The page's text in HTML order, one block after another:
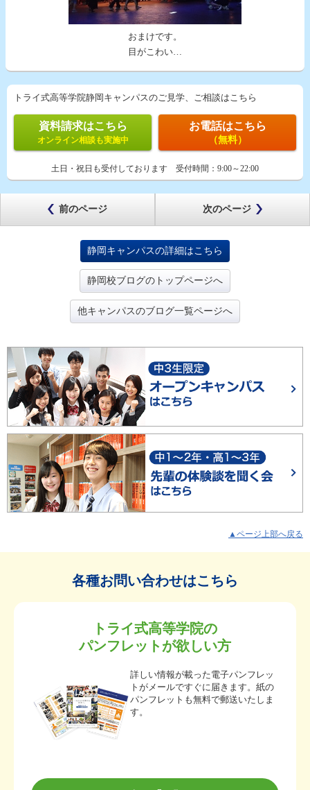
おまけです。
目がこわい…
トライ式高等学院静岡キャンパスのご見学、ご相談はこちら
資料請求はこちら
オンライン相談も実施中
お電話はこちら
（無料）
土日・祝日も受付しております 受付時間： 9:00～22:00
前のページ 次のページ
静岡キャンパスの詳細はこちら
静岡校ブログのトップページへ
他キャンパスのブログ一覧ページへ
▲ページ上部へ戻る
各種お問い合わせはこちら
トライ式高等学院の
パンフレットが欲しい方
詳しい情報が載った電子パンフレッ
トがメールですぐに届きます。紙の
パンフレットも無料で郵送いたしま
す。